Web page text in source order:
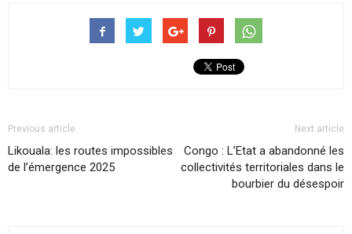
Previous article
Likouala: les routes impossibles
de l’émergence 2025
Next article
Congo : L’Etat a abandonné les
collectivités territoriales dans le
bourbier du désespoir